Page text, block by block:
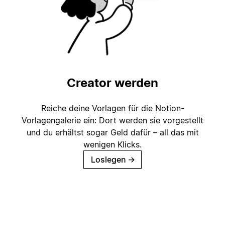
Creator werden
Reiche deine Vorlagen für die Notion-
Vorlagengalerie ein: Dort werden sie vorgestellt
und du erhältst sogar Geld dafür – all das mit
wenigen Klicks.
Loslegen →